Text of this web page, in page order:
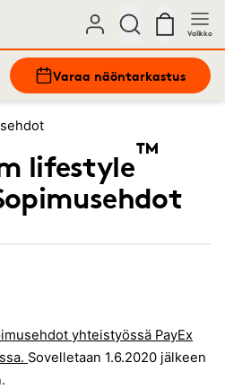
Valikko
Varaa näöntarkastus
lifestyle™
yhteistyössä PayEx
Sovelletaan 1.6.2020 jälkeen